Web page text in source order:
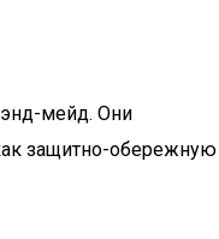
мейд. Они
защитно-обережную